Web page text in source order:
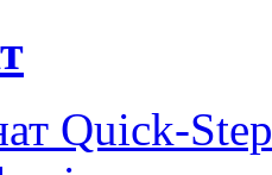
Quick-Step